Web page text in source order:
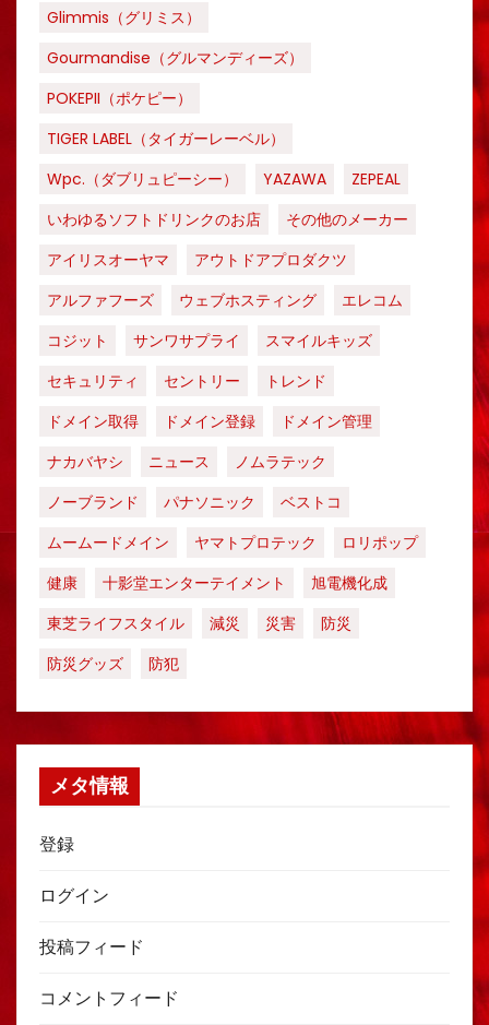
Glimmis（グリミス）
Gourmandise（グルマンディーズ）
POKEPII（ポケピー）
TIGER LABEL（タイガーレーベル）
Wpc.（ダブリュピーシー）
YAZAWA
ZEPEAL
いわゆるソフトドリンクのお店
その他のメーカー
アイリスオーヤマ
アウトドアプロダクツ
アルファフーズ
ウェブホスティング
エレコム
コジット
サンワサプライ
スマイルキッズ
セキュリティ
セントリー
トレンド
ドメイン取得
ドメイン登録
ドメイン管理
ナカバヤシ
ニュース
ノムラテック
ノーブランド
パナソニック
ベストコ
ムームードメイン
ヤマトプロテック
ロリポップ
健康
十影堂エンターテイメント
旭電機化成
東芝ライフスタイル
減災 災害
防災
防災グッズ
防犯
メタ情報
登録
ログイン
投稿フィード
コメントフィード